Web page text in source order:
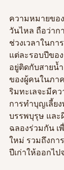
ความหมายขอ
วันไหล ถือว่า
ช่วงเวลาในกา
แต่ละรอบปีขอ
อยู่ติดกับสายน้
ของผู้คนในภา
ริมทะเลจะมีคว
การทำบุญเลี้ย
บรรพบุรุษ แล
ฉลองร่วมกัน
ใหม่ รวมถึงกา
ปีเก่าให้ออกไ